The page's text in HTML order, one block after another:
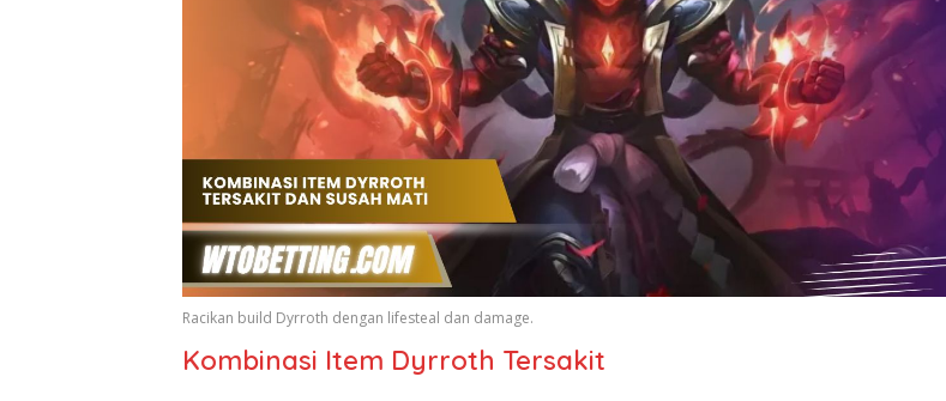
Racikan build Dyrroth dengan lifesteal dan damage.
Kombinasi Item Dyrroth Tersakit